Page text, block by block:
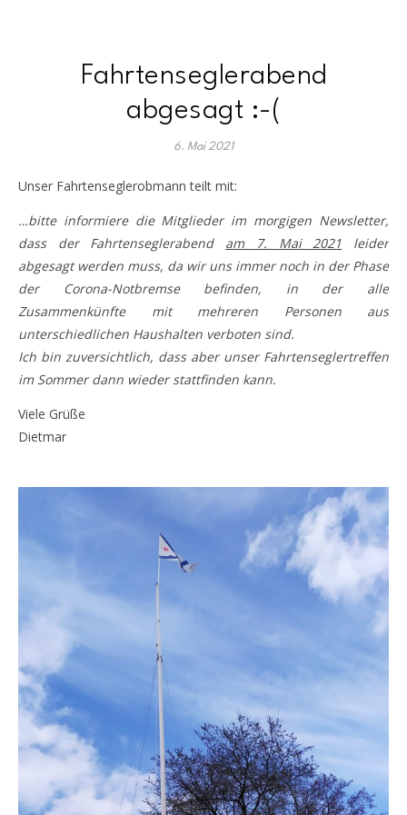
Fahrtenseglerabend
abgesagt :-(
6. Mai 2021
Unser Fahrtenseglerobmann teilt mit:
…bitte informiere die Mitglieder im morgigen Newsletter,
dass der Fahrtenseglerabend am 7. Mai 2021 leider
abgesagt werden muss, da wir uns immer noch in der Phase
der Corona-Notbremse befinden, in der alle
Zusammenkünfte mit mehreren Personen aus
unterschiedlichen Haushalten verboten sind.
Ich bin zuversichtlich, dass aber unser Fahrtenseglertreffen
im Sommer dann wieder stattfinden kann.
Viele Grüße
Dietmar